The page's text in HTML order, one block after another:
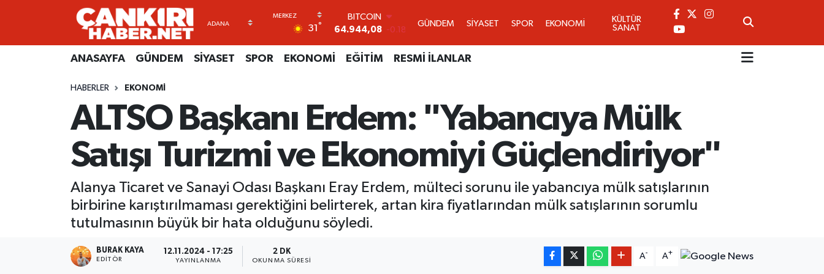
31 °
64.944,08
-0.18
DOLAR
EURO
GRAM ALTIN
6660.55
0.03
BİST100
GÜNDEM SİYASET SPOR EKONOMİ
KÜLTÜR
SANAT
ANASAYFA GÜNDEM SİYASET SPOR EKONOMİ EĞİTİM RESMİ İLANLAR
HABERLER EKONOMİ
ALTSO Başkanı Erdem: "Yabancıya Mülk
Satışı Turizmi ve Ekonomiyi Güçlendiriyor"
Alanya Ticaret ve Sanayi Odası Başkanı Eray Erdem, mülteci sorunu ile yabancıya mülk satışlarının
birbirine karıştırılmaması gerektiğini belirterek, artan kira fiyatlarından mülk satışlarının sorumlu
tutulmasının büyük bir hata olduğunu söyledi.
BURAK KAYA
EDITÖR
12.11.2024 - 17:25
YAYINLANMA
2 DK
OKUNMA SÜRESI
A- A+
ANASAYFA
Künye
Gizlilik Sözleşmesi
BİYOGRAFİLER
kimdir-nedir-nasil
Merkez Hava Durumu
Süper Lig Puan Durumu ve Fikstür
Tüm Manşetler
Son Dakika Haberleri
Haber Arşivi